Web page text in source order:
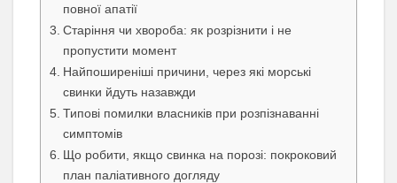
повної апатії
Старіння чи хвороба: як розрізнити і не
пропустити момент
Найпоширеніші причини, через які морські
свинки йдуть назавжди
Типові помилки власників при розпізнаванні
симптомів
Що робити, якщо свинка на порозі: покроковий
план паліативного догляду